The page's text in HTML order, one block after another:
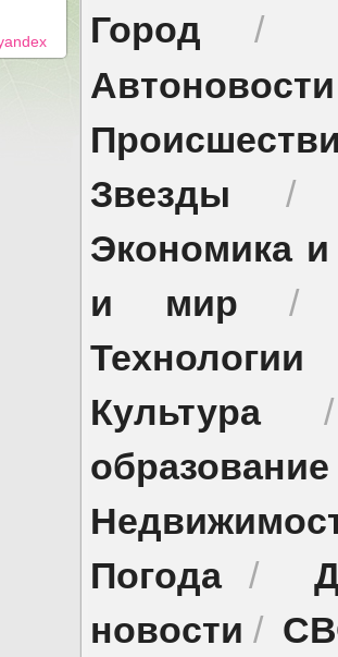
Город /
Автоновости
Звезды
Экономика
и мир
Технологии
Культура
образование
Погода/
новости /